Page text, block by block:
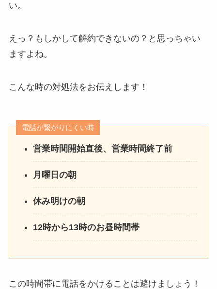
い。
えっ？もしかして解約できないの？と思っちゃい
ますよね。
こんな時の対処法をお伝えします！
電話が繋がりにくい時
営業時間開始直後、営業時間終了前
月曜日の朝
休み明けの朝
12時から13時のお昼時間帯
この時間帯に電話をかけることは避けましょう！